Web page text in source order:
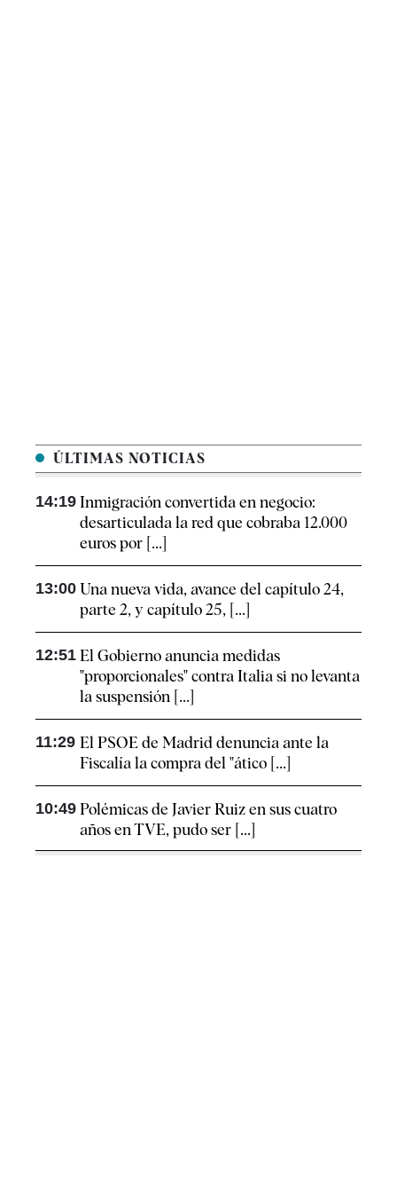
ÚLTIMAS NOTICIAS
14:19 Inmigración convertida en negocio:
desarticulada la red que cobraba 12.000
euros por [...]
13:00 Una nueva vida, avance del capítulo 24,
parte 2, y capítulo 25, [...]
12:51 El Gobierno anuncia medidas
"proporcionales" contra Italia si no levanta
la suspensión [...]
11:29 El PSOE de Madrid denuncia ante la
Fiscalía la compra del "ático [...]
10:49 Polémicas de Javier Ruiz en sus cuatro
años en TVE, pudo ser [...]